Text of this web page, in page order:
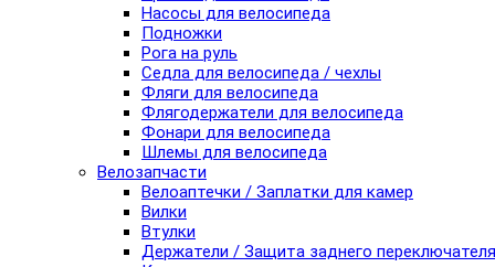
Насосы для велосипеда
Подножки
Рога на руль
Седла для велосипеда / чехлы
Фляги для велосипеда
Флягодержатели для велосипеда
Фонари для велосипеда
Шлемы для велосипеда
Велозапчасти
Велоаптечки / Заплатки для камер
Вилки
Втулки
Держатели / Защита заднего переключателя